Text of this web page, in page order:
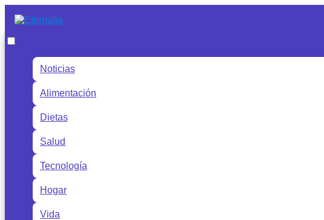
Noticias
Alimentación
Dietas
Salud
Tecnología
Hogar
Vida